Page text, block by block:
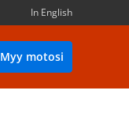
In English
Myy motosi